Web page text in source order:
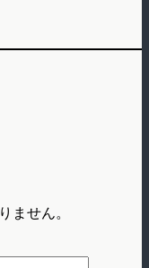
ません。